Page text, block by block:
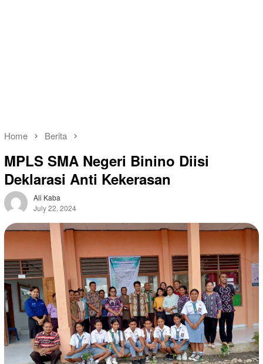
Home Berita
MPLS SMA Negeri Binino Diisi
Deklarasi Anti Kekerasan
Ali Kaba
July 22, 2024